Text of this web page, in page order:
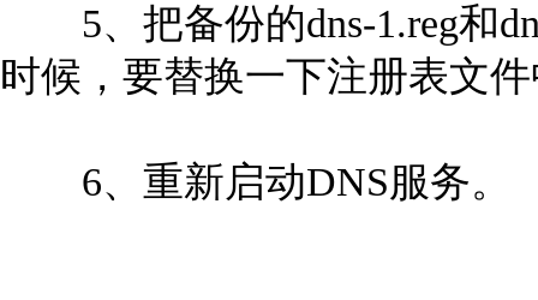
5、把备份的dns-1.reg和
时候，要替换一下注册表文
6、重新启动DNS服务。